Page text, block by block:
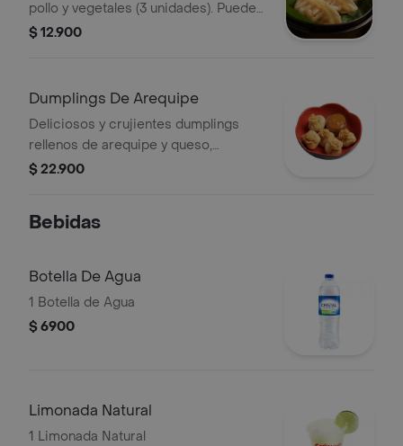
pollo y vegetales (3 unidades). Puedes
pedirlas fritas o a la plancha.
$ 12.900
Dumplings De Arequipe
Deliciosos y crujientes dumplings
rellenos de arequipe y queso,
acompañados con salsa de arequipe
$ 22.900
Bebidas
Botella De Agua
1 Botella de Agua
$ 6900
Limonada Natural
1 Limonada Natural